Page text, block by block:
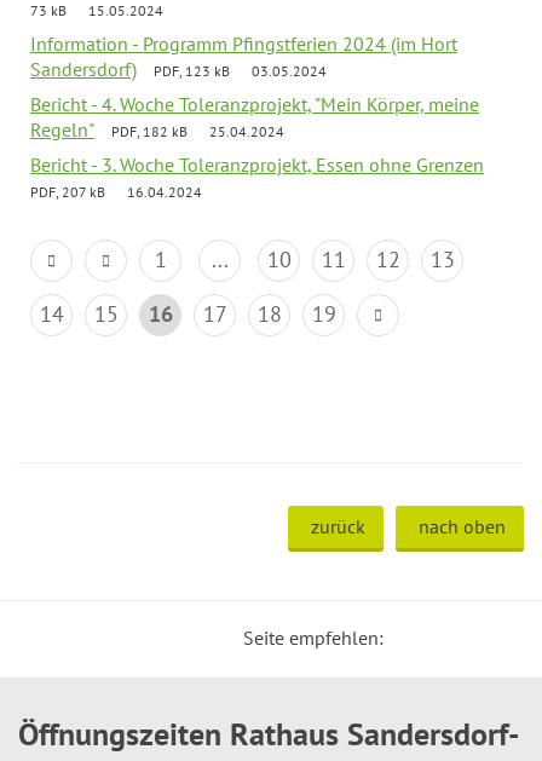
73 kB
15.05.2024
Information - Programm Pfingstferien 2024 (im Hort
Sandersdorf)
PDF, 123 kB 03.05.2024
Bericht - 4. Woche Toleranzprojekt, "Mein Körper, meine
Regeln"
PDF, 182 kB 25.04.2024
Bericht - 3. Woche Toleranzprojekt, Essen ohne Grenzen
PDF, 207 kB 16.04.2024
1 ... 10 11 12
13
14
15 16 17 18 19
zurück nach oben
Seite empfehlen:
Öffnungszeiten Rathaus Sandersdorf-